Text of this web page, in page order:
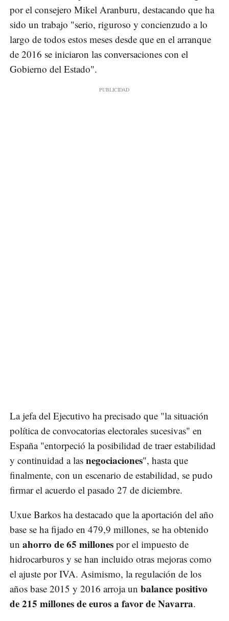
por el consejero Mikel Aranburu, destacando que ha
sido un trabajo "serio, riguroso y concienzudo a lo
largo de todos estos meses desde que en el arranque
de 2016 se iniciaron las conversaciones con el
Gobierno del Estado".
La jefa del Ejecutivo ha precisado que "la situación
política de convocatorias electorales sucesivas" en
España "entorpeció la posibilidad de traer estabilidad
y continuidad a las negociaciones", hasta que
finalmente, con un escenario de estabilidad, se pudo
firmar el acuerdo el pasado 27 de diciembre.
Uxue Barkos ha destacado que la aportación del año
base se ha fijado en 479,9 millones, se ha obtenido
un ahorro de 65 millones por el impuesto de
hidrocarburos y se han incluido otras mejoras como
el ajuste por IVA. Asimismo, la regulación de los
años base 2015 y 2016 arroja un balance positivo
de 215 millones de euros a favor de Navarra.